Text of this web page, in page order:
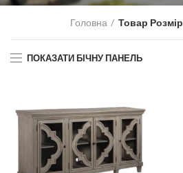
Головна Товар Розмір
ПОКАЗАТИ БІЧНУ ПАНЕЛЬ